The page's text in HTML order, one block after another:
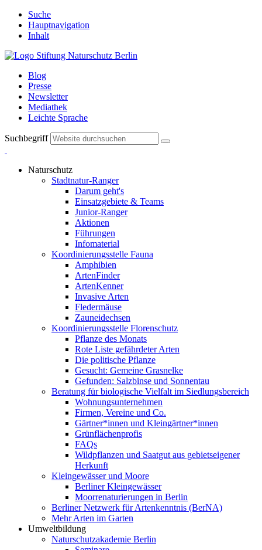
Suche
Hauptnavigation
Inhalt
Blog
Presse
Newsletter
Mediathek
Leichte Sprache
Suchbegriff
Naturschutz
Stadtnatur-Ranger
Darum geht's
Einsatzgebiete & Teams
Junior-Ranger
Aktionen
Führungen
Infomaterial
Koordinierungsstelle Fauna
Amphibien
ArtenFinder
ArtenKenner
Invasive Arten
Fledermäuse
Zauneidechsen
Koordinierungsstelle Florenschutz
Pflanze des Monats
Rote Liste gefährdeter Arten
Die politische Pflanze
Gesucht: Gemeine Grasnelke
Gefunden: Salzbinse und Sonnentau
Beratung für biologische Vielfalt im Siedlungsbereich
Wohnungsunternehmen
Firmen, Vereine und Co.
Gärtner*innen und Kleingärtner*innen
Grünflächenprofis
FAQs
Wildpflanzen und Saatgut aus gebietseigener
Herkunft
Kleingewässer und Moore
Berliner Kleingewässer
Moorrenaturierungen in Berlin
Berliner Netzwerk für Artenkenntnis (BerNA)
Mehr Arten im Garten
Umweltbildung
Naturschutzakademie Berlin